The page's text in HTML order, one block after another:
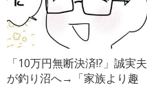
「10万円無断決済!?」誠実夫
が釣り沼へ→「家族より趣